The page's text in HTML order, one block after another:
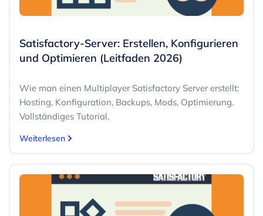
Satisfactory-Server: Erstellen, Konfigurieren
und Optimieren (Leitfaden 2026)
Wie man einen Multiplayer Satisfactory Server erstellt:
Hosting, Konfiguration, Backups, Mods, Optimierung.
Vollständiges Tutorial.
Weiterlesen